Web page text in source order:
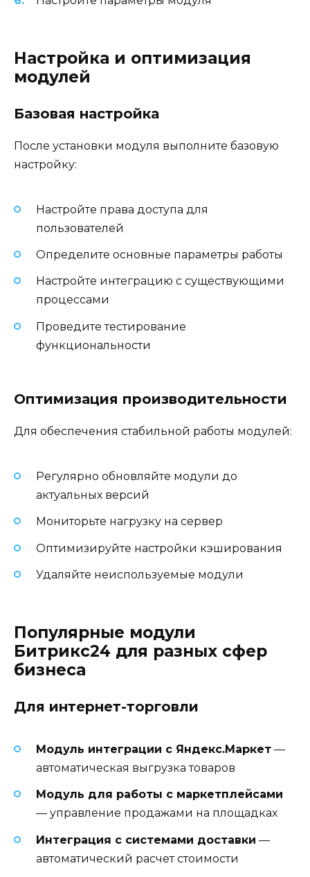
Настройка и оптимизация
модулей
Базовая настройка
После установки модуля выполните базовую
настройку:
Настройте права доступа для
пользователей
Определите основные параметры работы
Настройте интеграцию с существующими
процессами
Проведите тестирование
функциональности
Оптимизация производительности
Для обеспечения стабильной работы модулей:
Регулярно обновляйте модули до
актуальных версий
Мониторьте нагрузку на сервер
Оптимизируйте настройки кэширования
Удаляйте неиспользуемые модули
Популярные модули
Битрикс24 для разных сфер
бизнеса
Для интернет-торговли
Модуль интеграции с Яндекс.Маркет —
автоматическая выгрузка товаров
Модуль для работы с маркетплейсами
— управление продажами на площадках
Интеграция с системами доставки —
автоматический расчет стоимости